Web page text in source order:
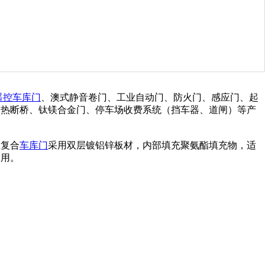
控车库门
、澳式静音卷门、工业自动门、防火门、感应门、起
断桥、钛镁合金门、停车场收费系统（挡车器、道闸）等产
合车库门采用双层镀铝锌板材，内部填充聚氨酯填充物，适
。